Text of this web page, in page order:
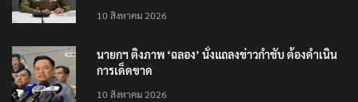
10 สิงหาคม 2026
นายกฯ ติงภาพ ‘ฉลอง’ นั่งแถลงข่าวกำชับ ต้องดำเนิน
การเด็ดขาด
10 สิงหาคม 2026